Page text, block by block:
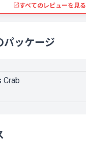
すべてのレビューを見る
パッケージ
Crab